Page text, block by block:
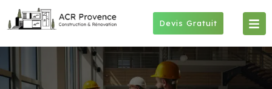
Devis Gratuit